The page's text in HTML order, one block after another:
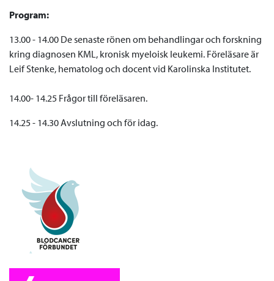
Program:
13.00 - 14.00 De senaste rönen om behandlingar och forskning
kring diagnosen KML, kronisk myeloisk leukemi. Föreläsare är
Leif Stenke, hematolog och docent vid Karolinska Institutet.
14.00- 14.25 Frågor till föreläsaren.
14.25 - 14.30 Avslutning och för idag.